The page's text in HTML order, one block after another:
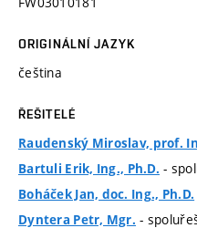
ORIGINÁLNÍ JAZYK
čeština
ŘEŠITELÉ
Raudenský Miroslav, prof.
Bartuli Erik, Ing., Ph.D. -
Boháček Jan, doc. Ing., Ph.D.
Dyntera Petr, Mgr. -